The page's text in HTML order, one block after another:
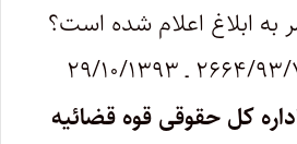
به ابلاغ اعلام شده است؟
کل حقوقی قوه قضائیه